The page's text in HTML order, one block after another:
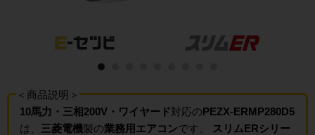
＜商品説明＞
10馬力・三相200V・ワイヤード対応のPEZX-ERMP280D5
は、 三菱電機製の業務用エアコンです。
スリムERシリー